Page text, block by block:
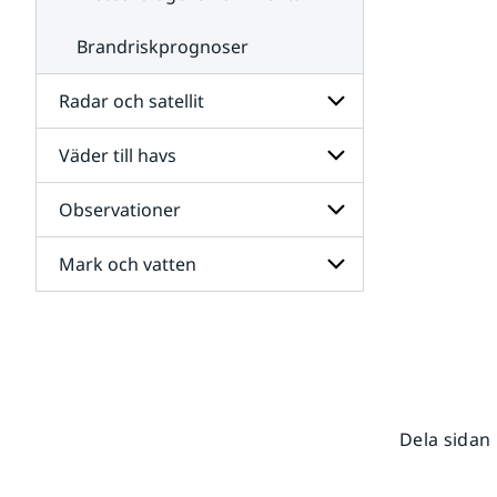
Brandriskprognoser
Radar och satellit
Undersidor
för
Radar
och
satellit
Väder till havs
Undersidor
för
Väder
till
havs
Observationer
Undersidor
för
Mark och vatten
Dela sidan